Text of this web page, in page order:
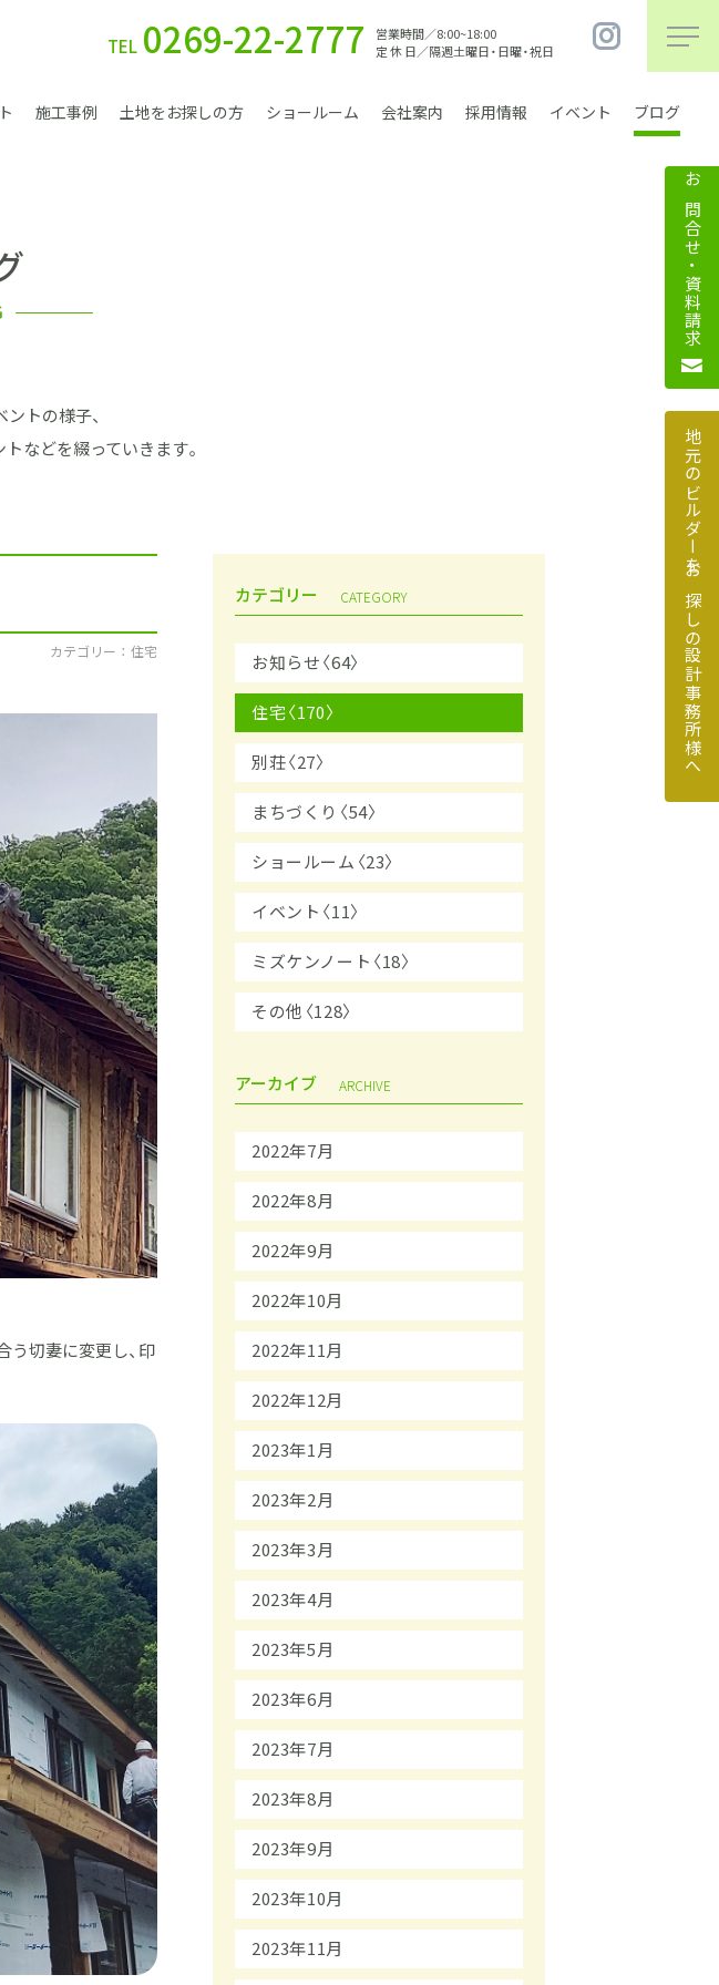
TEL 0269-22-2777
営業時間／8:00~18:00
定 休 日／隔週土曜日・日曜・祝日
施工事例 土地をお探しの方 ショールーム 会社案内 採用情報 イベント ブログ
会社案内
ログ
お探しの設計事務所様へ
トの様子、
などを綴っていきます。
カテゴリー ： 住宅
う切妻に変更し、印
カテゴリー CATEGORY
お知らせ〈64〉
住宅〈170〉
別荘〈27〉
まちづくり〈54〉
ショールーム〈23〉
イベント〈11〉
ミズケンノート〈18〉
その他〈128〉
アーカイブ ARCHIVE
2022年7月
2022年8月
2022年9月
2022年10月
2022年11月
2022年12月
2023年1月
2023年2月
2023年3月
2023年4月
2023年5月
2023年6月
2023年7月
2023年8月
2023年9月
2023年10月
2023年11月
お問合せ・資料請求
地元のビルダーをお探しの設計事務所様へ